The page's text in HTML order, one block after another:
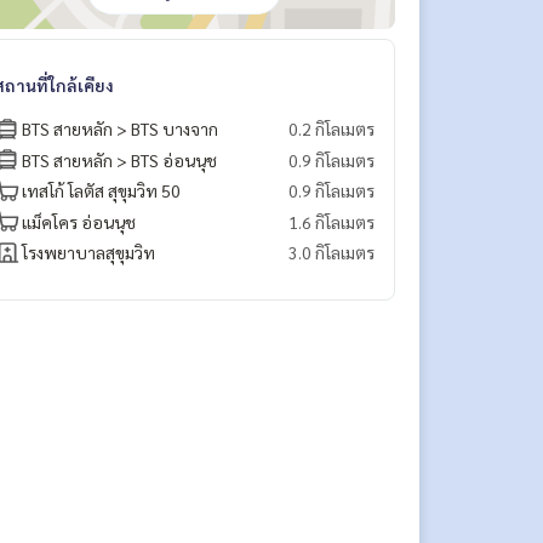
ถานที่ใกล้เคียง
BTS สายหลัก > BTS บางจาก
0.2 กิโลเมตร
BTS สายหลัก > BTS อ่อนนุช
0.9 กิโลเมตร
เทสโก้ โลตัส สุขุมวิท 50
0.9 กิโลเมตร
แม็คโคร อ่อนนุช
1.6 กิโลเมตร
โรงพยาบาลสุขุมวิท
3.0 กิโลเมตร